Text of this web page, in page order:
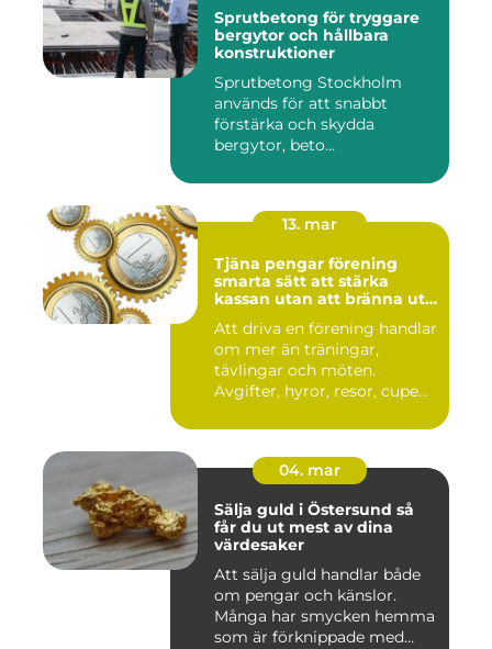
Sprutbetong för tryggare
bergytor och hållbara
konstruktioner
Sprutbetong Stockholm
används för att snabbt
förstärka och skydda
bergytor, beto...
13. mar
Tjäna pengar förening
smarta sätt att stärka
kassan utan att bränna ut
Att driva en förening handlar
om mer än träningar,
tävlingar och möten.
Avgifter, hyror, resor, cupe...
04. mar
Sälja guld i Östersund så
får du ut mest av dina
värdesaker
Att sälja guld handlar både
om pengar och känslor.
Många har smycken hemma
som är förknippade med